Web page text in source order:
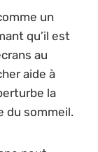
un
qu’il est
au
aide à
la
du sommeil.